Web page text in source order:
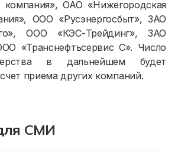
СМИ
компания», ОАО «Нижегородская
ООО «Русэнергосбыт», ЗАО
ООО «КЭС-Трейдинг», ЗАО
«Транснефтьсервис С». Число
в дальнейшем будет
приема других компаний.